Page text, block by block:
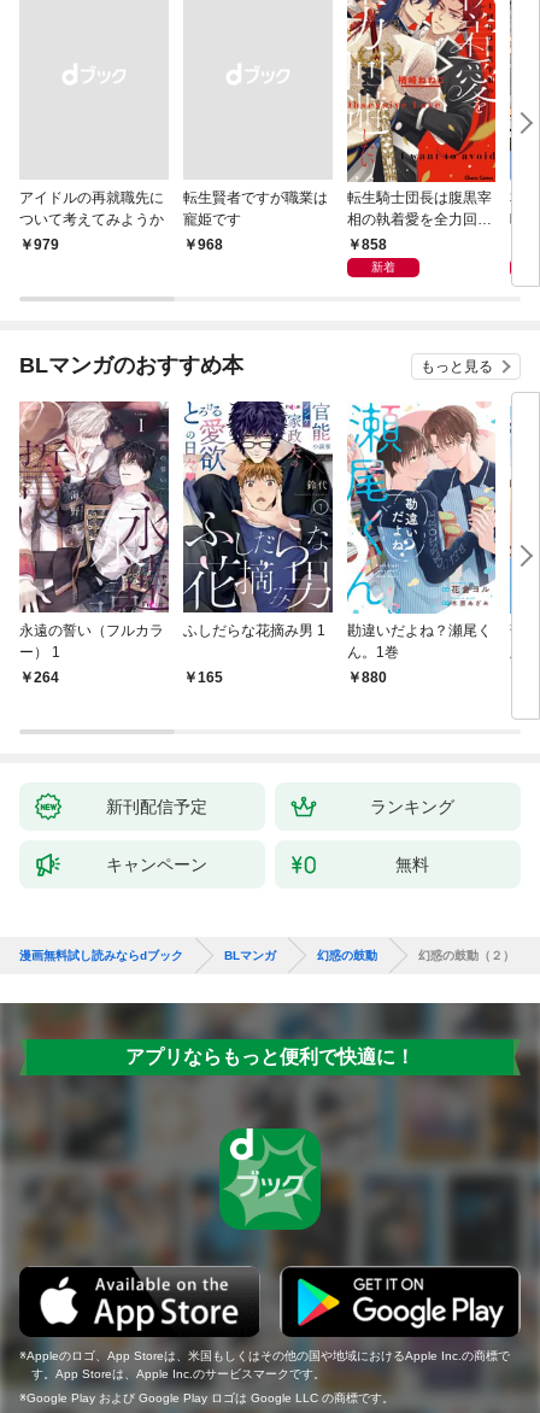
アイドルの再就職先に
ついて考えてみようか
￥979
転生賢者ですが職業は
寵姫です
￥968
転生騎士団長は腹黒宰
相の執着愛を全力回避
したい【SS付き電子
限定版】
858
新着
本
味
BLマンガのおすすめ本 もっと見る
永遠の誓い（フルカラ
ー） 1
264
ふしだらな花摘み男 1
165
勘違いだよね？瀬尾く
ん。1巻
880
薄
版
新刊配信予定 ランキング
キャンペーン 無料
漫画無料試し読みならdブック BLマンガ 幻惑の鼓動 幻惑の鼓動（２）
アプリならもっと便利で快適に！
Appleのロゴ、App Storeは、米国もしくはその他の国や地域におけるApple Inc.の商標で
す。App Storeは、Apple Inc.のサービスマークです。
Google Play および Google Play ロゴは Google LLC の商標です。